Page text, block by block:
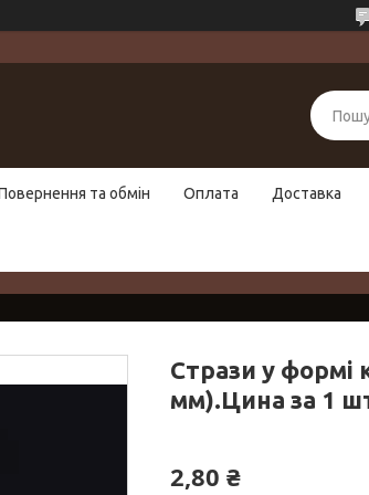
та обмін Оплата Доставка
Стрази у формі
мм).Цина за 1
2,80 ₴